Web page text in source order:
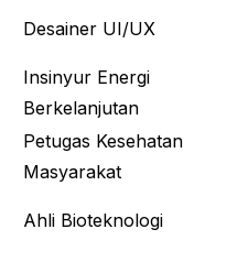
Desainer UI/UX
Insinyur Energi
Berkelanjutan
Petugas Kesehatan
Masyarakat
Ahli Bioteknologi